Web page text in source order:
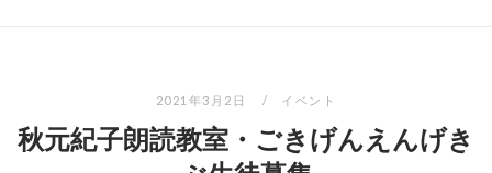
2021年3月2日 イベント
秋元紀子朗読教室・ごきげんえんげき